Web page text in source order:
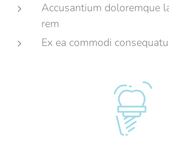
Accusantium doloremque
rem
Ex ea commodi